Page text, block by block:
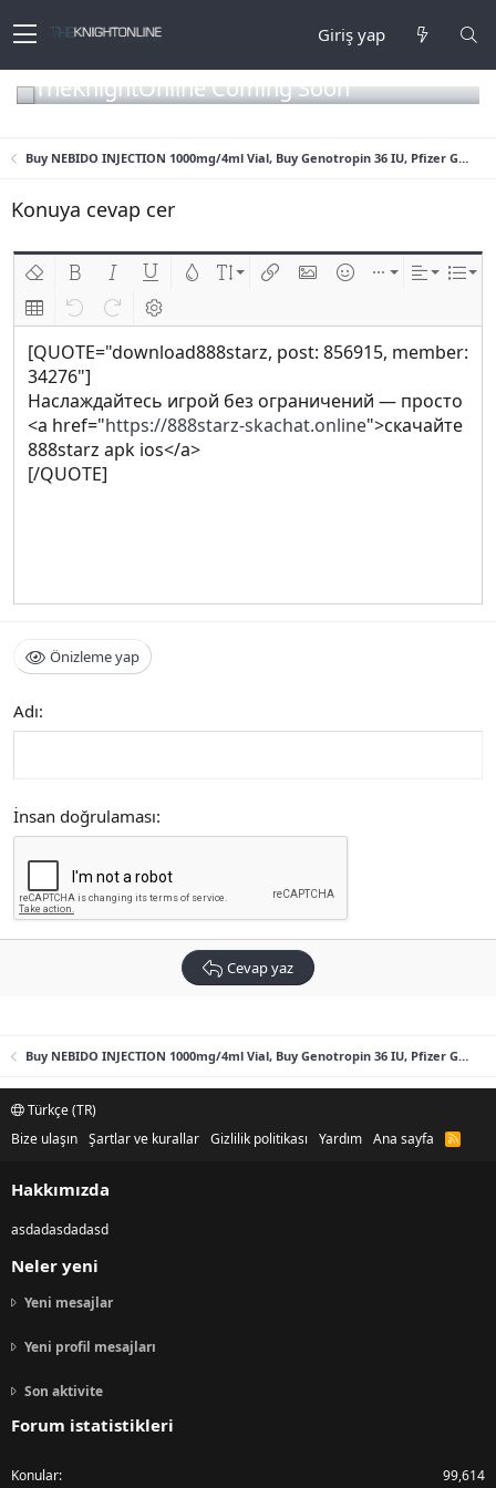
Giriş yap
TheKnightOnline Coming Soon
Buy NEBIDO INJECTION 1000mg/4ml Vial, Buy Genotropin 36 IU, Pfizer Genotropin Pen 12mg (36iu), Humatrope lilly 36IU
Konuya cevap cer
Biçimlendirmeyi kaldır
Kalın Yatık Altını çiz
[QUOTE="download888starz, post: 856915, member:
34276"]
Наслаждайтесь игрой без ограничений — просто
<a href="https://888starz-skachat.online">скачайте
888starz apk ios</a>
[/QUOTE]
Önizleme yap
Adı
İnsan doğrulaması
Cevap yaz
Buy NEBIDO INJECTION 1000mg/4ml Vial, Buy Genotropin 36 IU, Pfizer Genotropin Pen 12mg (36iu), Humatrope lilly 36IU
Türkçe (TR)
Bize ulaşın Şartlar ve kurallar Gizlilik politikası Yardım Ana sayfa
R
Hakkımızda
asdadasdadasd
Neler yeni
Yeni mesajlar
Yeni profil mesajları
Son aktivite
Forum istatistikleri
Konular 99,614